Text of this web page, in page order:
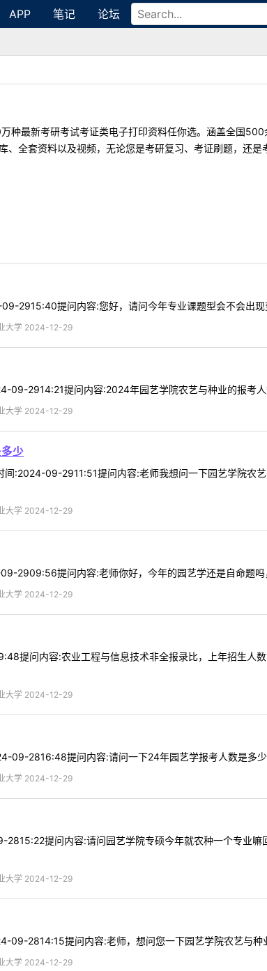
APP 笔记 论坛
种最新考研考试考证类电子打印资料任你选。涵盖全国
、全套资料以及视频，无论您是考研复习、考证刷题，还
2915:40提问内容:您好，请问今年专业课题型会不会出
大学 2024-12-29
09-2914:21提问内容:2024年园艺学院农艺与种业的报考
大学 2024-12-29
少
:2024-09-2911:51提问内容:老师我想问一下园艺学院农
大学 2024-12-29
2909:56提问内容:老师你好，今年的园艺学还是自命题
大学 2024-12-29
提问内容:农业工程与信息技术非全报录比，上年招生人
大学 2024-12-29
09-2816:48提问内容:请问一下24年园艺学报考人数是多
大学 2024-12-29
提问内容:请问园艺学院专硕今年就农种一个专业
大学 2024-12-29
09-2814:15提问内容:老师，想问您一下园艺学院农艺与
大学 2024-12-29